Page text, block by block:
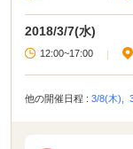
2018/3/7(水)
12:00~17:00 |
他の開催日程 : 3/8(木),